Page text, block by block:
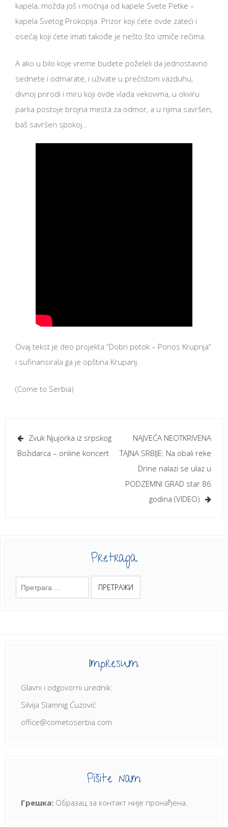
kapela, možda još i moćnija od kapele Svete Petke –
kapela Svetog Prokopija. Prizor koji ćete ovde zateći i
osećaj koji ćete imati takođe je nešto što izmiče rečima.
A ako u bilo koje vreme budete poželeli da jednostavno
sednete i odmarate, i uživate u prečistom vazduhu,
divnoj prirodi i miru koji ovde vlada vekovima, u okviru
parka postoje brojna mesta za odmor, a u njima savršen,
baš savršen spokoj…
Ovaj tekst je deo projekta “Dobri potok – Ponos Krupnja”
i sufinansirala ga je opština Krupanj.
(Come to Serbia)
Кретање
чланка
Zvuk Njujorka iz srpskog
Božidarca – online koncert
NAJVEĆA NEOTKRIVENA
TAJNA SRBIJE: Na obali reke
Drine nalazi se ulaz u
PODZEMNI GRAD star 86
godina (VIDEO)
Pretraga
Претрага
за:
Impresum
Glavni i odgovorni urednik:
Silvija Slamnig Ćuzović
office@cometoserbia.com
Pišite nam
Грешка: Образац за контакт није пронађена.